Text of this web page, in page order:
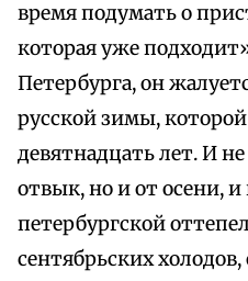
время подумать о
которая уже
Петербурга, он
русской зимы,
девятнадцать лет. И
отвык, но и от осени, и
петербургской
сентябрьских холодов,